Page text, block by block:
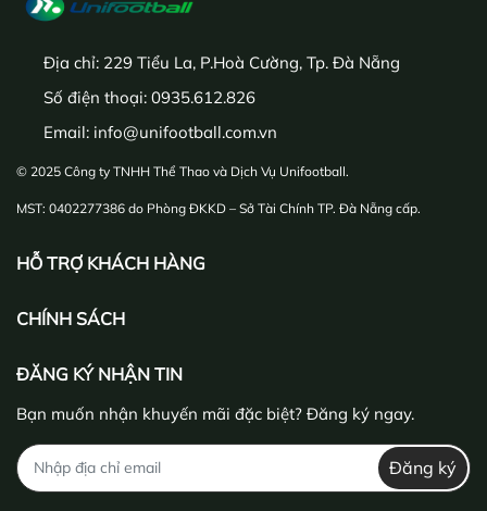
Địa chỉ: 229 Tiểu La, P.Hoà Cường, Tp. Đà Nẵng
Số điện thoại: 0935.612.826
Email: info@unifootball.com.vn
© 2025 Công ty TNHH Thể Thao và Dịch Vụ Unifootball.
MST: 0402277386 do Phòng ĐKKD – Sở Tài Chính TP. Đà Nẵng cấp.
HỖ TRỢ KHÁCH HÀNG
CHÍNH SÁCH
ĐĂNG KÝ NHẬN TIN
Bạn muốn nhận khuyến mãi đặc biệt? Đăng ký ngay.
Đăng ký